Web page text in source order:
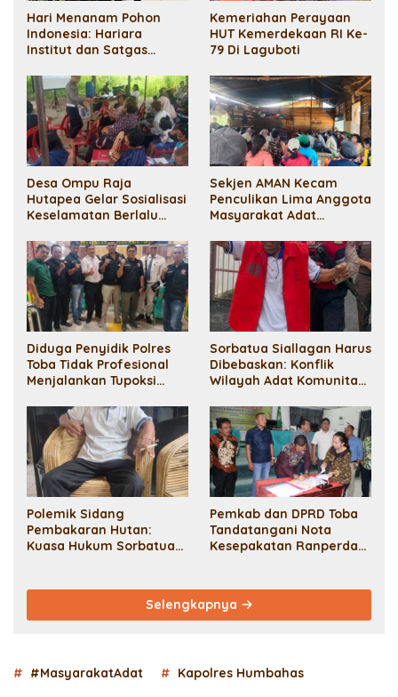
Hari Menanam Pohon
Indonesia: Hariara
Institut dan Satgas
Danau Toba Galakkan
Penghijauan di Baktiraja
Kemeriahan Perayaan
HUT Kemerdekaan RI Ke-
79 Di Laguboti
Desa Ompu Raja
Hutapea Gelar Sosialisasi
Keselamatan Berlalu
Sekjen AMAN Kecam
Penculikan Lima Anggota
Masyarakat Adat
HAM!
Diduga Penyidik Polres
Toba Tidak Profesional
Menjalankan Tupoksi
Simanjuntak Lawan
Dengan Praperadilan
Sorbatua Siallagan Harus
Dibebaskan: Konflik
Wilayah Adat Komunitas
Bukan Ranah Pidana
Polemik Sidang
Pembakaran Hutan:
Kuasa Hukum Sorbatua
Pemkab dan DPRD Toba
Tandatangani Nota
Kesepakatan Ranperda
Selengkapnya
#MasyarakatAdat Kapolres Humbahas